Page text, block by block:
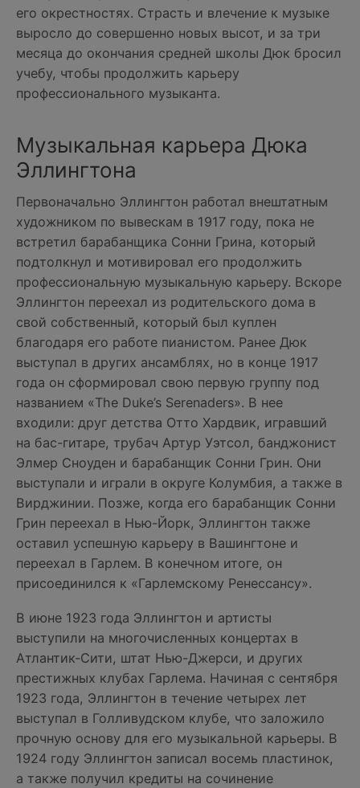
его окрестностях. Страсть и влечение к музыке
выросло до совершенно новых высот, и за три
месяца до окончания средней школы Дюк бросил
учебу, чтобы продолжить карьеру
профессионального музыканта.
Музыкальная карьера Дюка
Эллингтона
Первоначально Эллингтон работал внештатным
художником по вывескам в 1917 году, пока не
встретил барабанщика Сонни Грина, который
подтолкнул и мотивировал его продолжить
профессиональную музыкальную карьеру. Вскоре
Эллингтон переехал из родительского дома в
свой собственный, который был куплен
благодаря его работе пианистом. Ранее Дюк
выступал в других ансамблях, но в конце 1917
года он сформировал свою первую группу под
названием «The Duke’s Serenaders». В нее
входили: друг детства Отто Хардвик, игравший
на бас-гитаре, трубач Артур Уэтсол, банджонист
Элмер Сноуден и барабанщик Сонни Грин. Они
выступали и играли в округе Колумбия, а также в
Вирджинии. Позже, когда его барабанщик Сонни
Грин переехал в Нью-Йорк, Эллингтон также
оставил успешную карьеру в Вашингтоне и
переехал в Гарлем. В конечном итоге, он
присоединился к «Гарлемскому Ренессансу».
В июне 1923 года Эллингтон и артисты
выступили на многочисленных концертах в
Атлантик-Сити, штат Нью-Джерси, и других
престижных клубах Гарлема. Начиная с сентября
1923 года, Эллингтон в течение четырех лет
выступал в Голливудском клубе, что заложило
прочную основу для его музыкальной карьеры. В
1924 году Эллингтон записал восемь пластинок,
а также получил кредиты на сочинение